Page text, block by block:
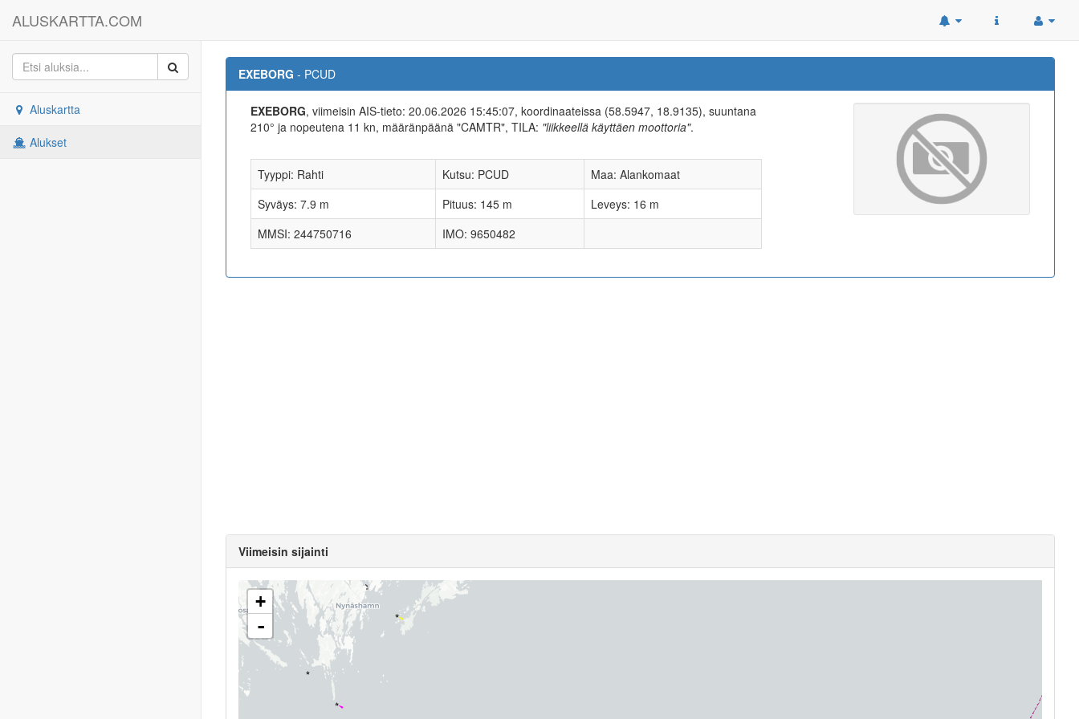
ALUSKARTTA.COM
Aluskartta
Alukset
EXEBORG - PCUD
EXEBORG, viimeisin AIS-tieto: 20.06.2026 15:45:07, koordinaateissa (58.5947, 18.9135), suuntana
210° ja nopeutena 11 kn, määränpäänä "CAMTR", TILA: "liikkeellä käyttäen moottoria".
Tyyppi: Rahti Kutsu: PCUD
Maa: Alankomaat
Syväys: 7.9 m
Pituus: 145 m
Leveys: 16 m
MMSI: 244750716
IMO: 9650482
Viimeisin sijainti
+
-